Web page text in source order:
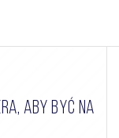
ABY BYĆ NA